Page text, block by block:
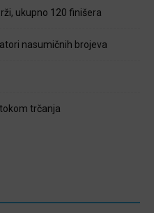
ukupno 120 finišera
nasumičnih brojeva
trčanja